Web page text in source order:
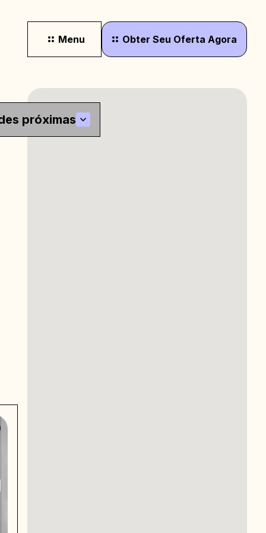
Menu Obter Seu Oferta Agora
próximas